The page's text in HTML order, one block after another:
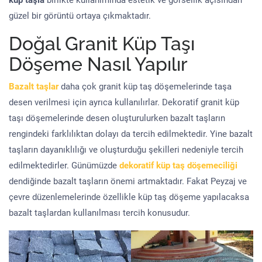
güzel bir görüntü ortaya çıkmaktadır.
Doğal Granit Küp Taşı
Döşeme Nasıl Yapılır
Bazalt taşlardaha çok granit küp taş döşemelerinde taşa
desen verilmesi için ayrıca kullanılırlar. Dekoratif granit küp
taşı döşemelerinde desen oluşturulurken bazalt taşların
rengindeki farklılıktan dolayı da tercih edilmektedir. Yine bazalt
taşların dayanıklılığı ve oluşturduğu şekilleri nedeniyle tercih
edilmektedirler. Günümüzde dekoratif küp taş döşemeciliği
dendiğinde bazalt taşların önemi artmaktadır. Fakat Peyzaj ve
çevre düzenlemelerinde özellikle küp taş döşeme yapılacaksa
bazalt taşlardan kullanılması tercih konusudur.